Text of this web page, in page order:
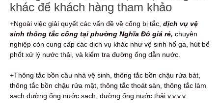
khác để khách hàng tham khảo
+Ngoài việc giải quyết các vấn đề về cống bị tắc, dịch vụ vệ
sinh thông tắc cống tại phường Nghĩa Đô giá rẻ, chuyên
nghiệp còn cung cấp các dịch vụ khác như vệ sinh hố ga, hút bể
phốt xử lý nước thải, và kiểm tra đường ống dẫn nước.
+Thông tắc bồn cầu nhà vệ sinh, thông tắc bồn chậu rửa bát,
thông tắc bồn chậu rửa mặt, thông tắc thoát sàn, thông tắc làm
sạch đường ống nước sạch, đường ống nước thải v.v.v.v.